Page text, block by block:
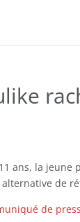
ans, la
de
de